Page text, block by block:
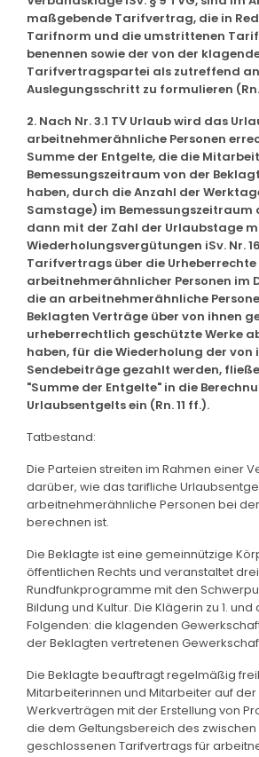
maßgebende Tarifvertrag, die in
Tarifnorm und die umstrittenen
benennen sowie der von der
Tarifvertragspartei als zutreffend
Auslegungsschritt zu formulieren (Rn.
2. Nach Nr. 3.1 TV Urlaub wird das
arbeitnehmerähnliche Personen
Summe der Entgelte, die die
Bemessungszeitraum von der
haben, durch die Anzahl der
Samstage) im
dann mit der Zahl der Urlaubstage
Wiederholungsvergütungen iSv. Nr.
Tarifvertrags über die Urheberrechte
arbeitnehmerähnlicher Personen im
die an arbeitnehmerähnliche
Beklagten Verträge über von ihnen
urheberrechtlich geschützte Werke
haben, für die Wiederholung der von
Sendebeiträge gezahlt werden,
"Summe der Entgelte" in die
Urlaubsentgelts ein (Rn. 11 ff.).
Tatbestand:
Die Parteien streiten im Rahmen einer
darüber, wie das tarifliche
arbeitnehmerähnliche Personen bei
berechnen ist.
Die Beklagte ist eine gemeinnützige
öffentlichen Rechts und veranstaltet
Rundfunkprogramme mit den
Bildung und Kultur. Die Klägerin zu 1.
Folgenden: die klagenden
der Beklagten vertretenen
Die Beklagte beauftragt regelmäßig
Mitarbeiterinnen und Mitarbeiter auf
Werkverträgen mit der Erstellung von
die dem Geltungsbereich des
geschlossenen Tarifvertrags für